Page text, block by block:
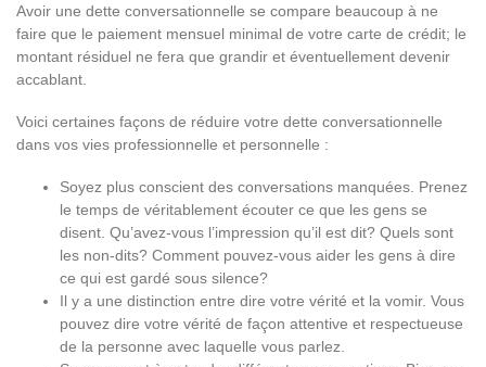
Avoir une dette conversationnelle se compare beaucoup à ne
faire que le paiement mensuel minimal de votre carte de crédit; le
montant résiduel ne fera que grandir et éventuellement devenir
accablant.
Voici certaines façons de réduire votre dette conversationnelle
dans vos vies professionnelle et personnelle :
Soyez plus conscient des conversations manquées. Prenez
le temps de véritablement écouter ce que les gens se
disent. Qu’avez-vous l’impression qu’il est dit? Quels sont
les non-dits? Comment pouvez-vous aider les gens à dire
ce qui est gardé sous silence?
Il y a une distinction entre dire votre vérité et la vomir. Vous
pouvez dire votre vérité de façon attentive et respectueuse
de la personne avec laquelle vous parlez.